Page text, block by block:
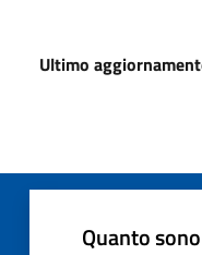
Ultimo
Quanto